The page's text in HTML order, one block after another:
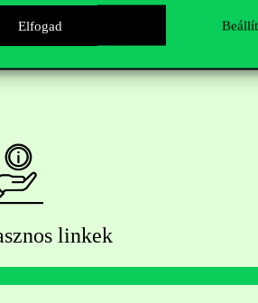
Elfogad
linkek